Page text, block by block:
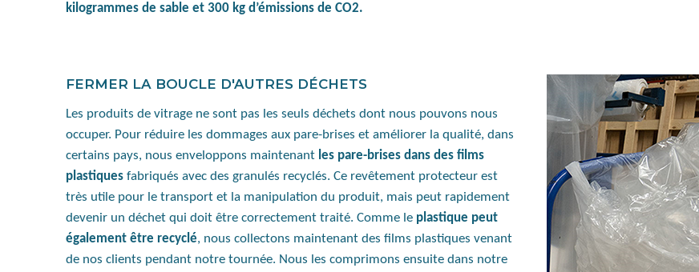
kilogrammes de sable et 300 kg d’émissions de CO2.
FERMER LA BOUCLE D'AUTRES DÉCHETS
Les produits de vitrage ne sont pas les seuls déchets dont nous pouvons nous
occuper. Pour réduire les dommages aux pare-brises et améliorer la qualité, dans
certains pays, nous enveloppons maintenant les pare-brises dans des films
plastiques fabriqués avec des granulés recyclés. Ce revêtement protecteur est
très utile pour le transport et la manipulation du produit, mais peut rapidement
devenir un déchet qui doit être correctement traité. Comme le plastique peut
également être recyclé, nous collectons maintenant des films plastiques venant
de nos clients pendant notre tournée. Nous les comprimons ensuite dans notre